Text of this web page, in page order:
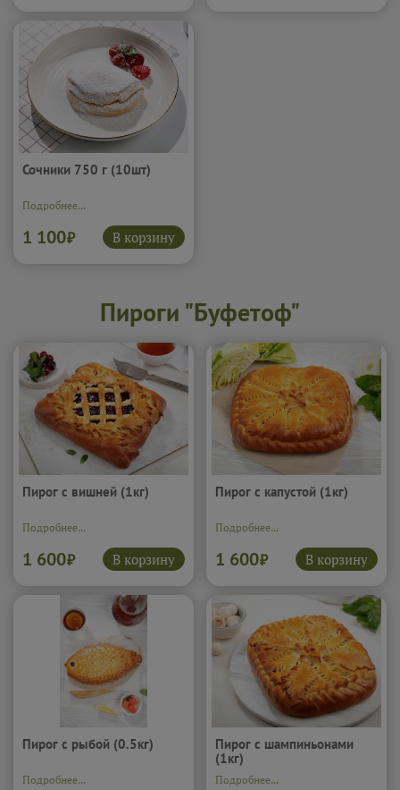
Сочники 750 г (10шт)
Подробнее...
1 100₽ В корзину
Пироги "Буфетоф"
Пирог с вишней (1кг)
Подробнее...
1 600₽ В корзину
Пирог с капустой (1кг)
Подробнее...
1 600₽ В корзину
Пирог с рыбой (0.5кг)
Подробнее...
Пирог с шампиньонами
(1кг)
Подробнее...